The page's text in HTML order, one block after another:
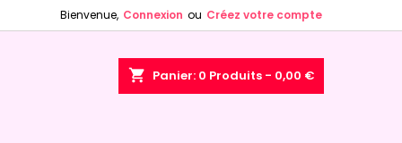
Bienvenue, Connexion ou Créez votre compte
shopping_cart Panier: 0 Produits - 0,00 €